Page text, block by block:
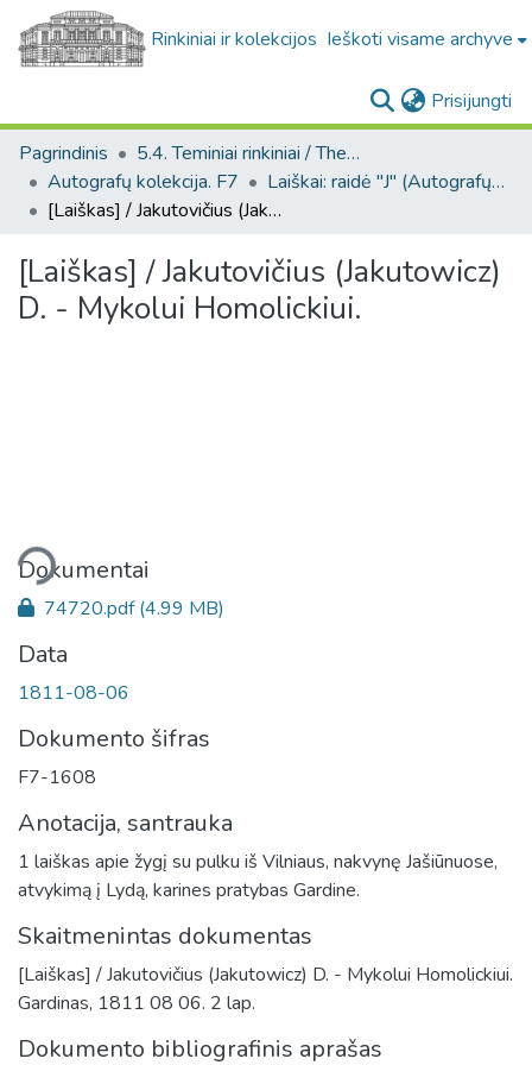
Rinkiniai ir kolekcijos Ieškoti visame archyve
Prisijungti
Pagrindinis
5.4. Teminiai rinkiniai / Thematic collections
Autografų kolekcija. F7
Laiškai: raidė "J" (Autografų kolekcija. F7)
[Laiškas] / Jakutovičius (Jakutowicz) D. - Mykolui Homolickiui.
[Laiškas] / Jakutovičius (Jakutowicz)
D. - Mykolui Homolickiui.
Dokumentai
74720.pdf(4.99 MB)
Data
1811-08-06
Dokumento šifras
F7-1608
Anotacija, santrauka
1 laiškas apie žygį su pulku iš Vilniaus, nakvynę Jašiūnuose,
atvykimą į Lydą, karines pratybas Gardine.
Skaitmenintas dokumentas
[Laiškas] / Jakutovičius (Jakutowicz) D. - Mykolui Homolickiui.
Gardinas, 1811 08 06. 2 lap.
Dokumento bibliografinis aprašas